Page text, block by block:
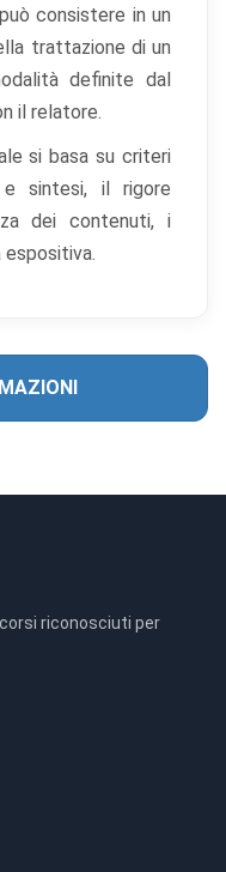
consistere in un
trattazione di un
definite dal
il relatore.
si basa su criteri
sintesi, il rigore
dei contenuti, i
riconosciuti per